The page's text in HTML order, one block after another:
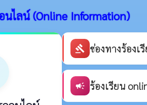
นไลน์ (Online Information)
gavel ช่องทางร้อง
campaign ร้องเรียน